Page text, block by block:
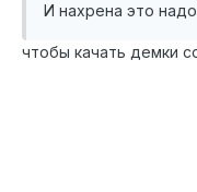
И нахрена это
чтобы качать демки